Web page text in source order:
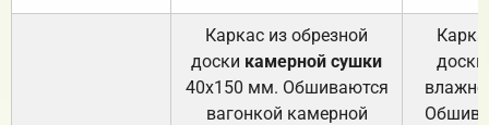
Каркас из обрезной
доски камерной сушки
40х150 мм. Обшиваются
вагонкой камерной
доски